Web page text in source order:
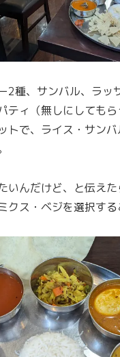
2種、サンバル、ラッ
ティ（無しにしても
トで、ライス・サン
いんだけど、と伝え
クス・ベジを選択する